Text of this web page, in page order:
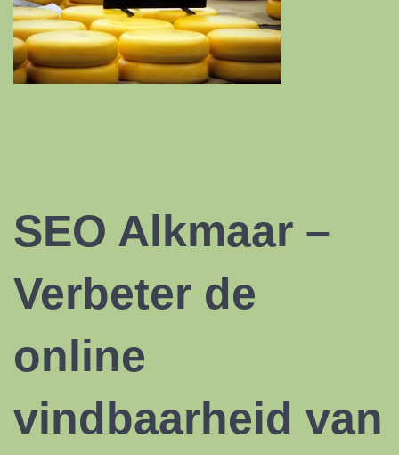
SEO Alkmaar –
Verbeter de
online
vindbaarheid van